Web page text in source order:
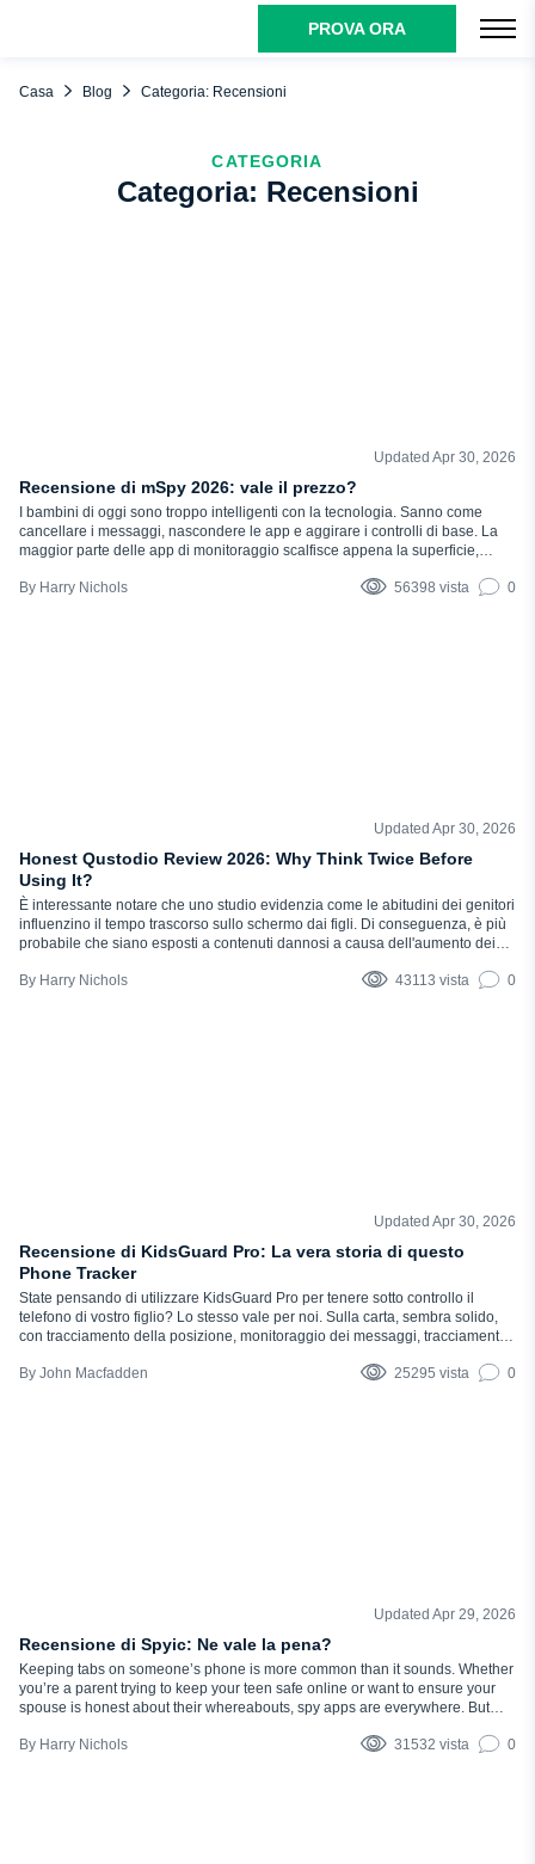
PROVA ORA
Casa Blog Categoria: Recensioni
CATEGORIA
Categoria: Recensioni
Updated Apr 30, 2026
Recensione di mSpy 2026: vale il prezzo?
I bambini di oggi sono troppo intelligenti con la tecnologia. Sanno come
cancellare i messaggi, nascondere le app e aggirare i controlli di base. La
maggior parte delle app di monitoraggio scalfisce appena la superficie,
perché è necessario un software di monitoraggio solido. Che cos'è mSpy? È
Harry Nichols 56398 vista 0
Updated Apr 30, 2026
Honest Qustodio Review 2026: Why Think Twice Before
Using It?
È interessante notare che uno studio evidenzia come le abitudini dei genitori
influenzino il tempo trascorso sullo schermo dai figli. Di conseguenza, è più
probabile che siano esposti a contenuti dannosi a causa dell'aumento dei
passano più tempo online che mai, trovare un'app di monitoraggio solida è
Harry Nichols 43113 vista 0
Updated Apr 30, 2026
Recensione di KidsGuard Pro: La vera storia di questo
Phone Tracker
State pensando di utilizzare KidsGuard Pro per tenere sotto controllo il
telefono di vostro figlio? Lo stesso vale per noi. Sulla carta, sembra solido,
con tracciamento della posizione, monitoraggio dei messaggi, tracciamento
Ma è così buona come viene pubblicizzata? Ecco perché esiste questa
John Macfadden 25295 vista 0
Updated Apr 29, 2026
Recensione di Spyic: Ne vale la pena?
Keeping tabs on someone’s phone is more common than it sounds. Whether
you’re a parent trying to keep your teen safe online or want to ensure your
spouse is honest about their whereabouts, spy apps are everywhere. But
we’re diving into…
Harry Nichols 31532 vista 0